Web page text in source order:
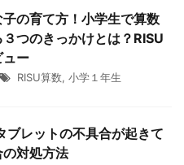
の育て方！小学生で算数
つのきっかけとは？RISU
ュー
RISU算数, 小学１年生
ブレットの不具合が起きて
の対処方法